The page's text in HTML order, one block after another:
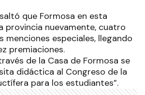
que Formosa en esta
provincia nuevamente, cuatro
menciones especiales, llegando
premiaciones.
de la Casa de Formosa se
didáctica al Congreso de la
para los estudiantes”.